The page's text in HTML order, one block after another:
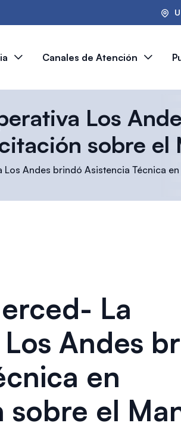
Canales de Atención
Los
sobre el
Andes brindó Asistencia Técnica
La
Andes
en
sobre el